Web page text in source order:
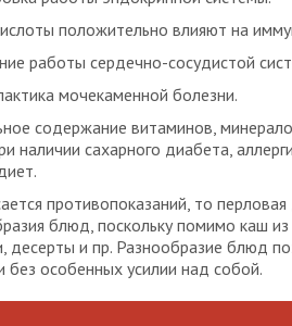
положительно влияют на
работы сердечно-сосудистой
мочекаменной болезни.
содержание витаминов,
наличии сахарного диабета,
противопоказаний, то
блюд, поскольку помимо каш
десерты и пр. Разнообразие блюд
без особенных усилии над собой.